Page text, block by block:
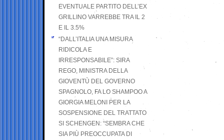
EVENTUALE PARTITO DELL’EX
GRILLINO VARREBBE TRA IL 2
E IL 3.5%
“DALL’ITALIA UNA MISURA
RIDICOLA E
IRRESPONSABILE”: SIRA
REGO, MINISTRA DELLA
GIOVENTÙ DEL GOVERNO
SPAGNOLO, FA LO SHAMPOO A
GIORGIA MELONI PER LA
SOSPENSIONE DEL TRATTATO
SI SCHENGEN: “SEMBRA CHE
SIA PIÙ PREOCCUPATA DI